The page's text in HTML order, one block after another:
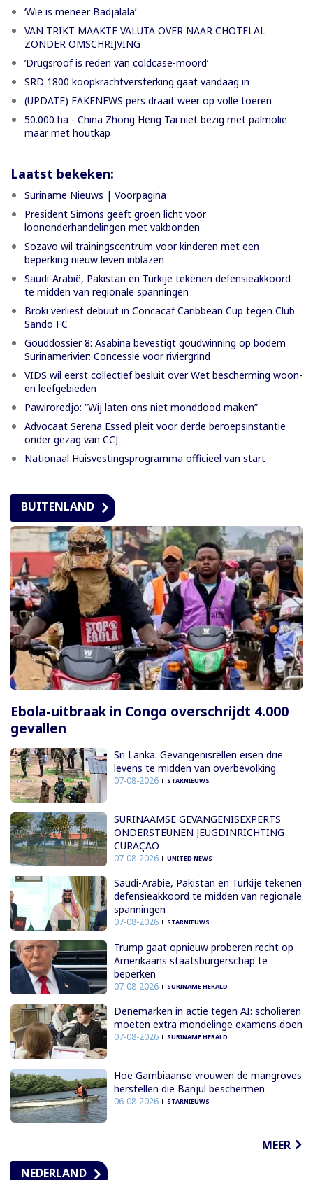
‘Wie is meneer Badjalala’
VAN TRIKT MAAKTE VALUTA OVER NAAR CHOTELAL
ZONDER OMSCHRIJVING
’Drugsroof is reden van coldcase-moord’
SRD 1800 koopkrachtversterking gaat vandaag in
(UPDATE) FAKENEWS pers draait weer op volle toeren
50.000 ha - China Zhong Heng Tai niet bezig met palmolie
maar met houtkap
Laatst bekeken:
Suriname Nieuws | Voorpagina
President Simons geeft groen licht voor
loononderhandelingen met vakbonden
Sozavo wil trainingscentrum voor kinderen met een
beperking nieuw leven inblazen
Saudi-Arabië, Pakistan en Turkije tekenen defensieakkoord
te midden van regionale spanningen
Broki verliest debuut in Concacaf Caribbean Cup tegen Club
Sando FC
Gouddossier 8: Asabina bevestigt goudwinning op bodem
Surinamerivier: Concessie voor riviergrind
VIDS wil eerst collectief besluit over Wet bescherming woon-
en leefgebieden
Pawiroredjo: “Wij laten ons niet monddood maken”
Advocaat Serena Essed pleit voor derde beroepsinstantie
onder gezag van CCJ
Nationaal Huisvestingsprogramma officieel van start
BUITENLAND
Ebola-uitbraak in Congo overschrijdt 4.000
gevallen
Sri Lanka: Gevangenisrellen eisen drie
levens te midden van overbevolking
07-08-2026 STARNIEUWS
SURINAAMSE GEVANGENISEXPERTS
ONDERSTEUNEN JEUGDINRICHTING
CURAÇAO
07-08-2026 UNITED NEWS
Saudi-Arabië, Pakistan en Turkije tekenen
defensieakkoord te midden van regionale
spanningen
07-08-2026 STARNIEUWS
Trump gaat opnieuw proberen recht op
Amerikaans staatsburgerschap te
beperken
07-08-2026 SURINAME HERALD
Denemarken in actie tegen AI: scholieren
moeten extra mondelinge examens doen
07-08-2026 SURINAME HERALD
Hoe Gambiaanse vrouwen de mangroves
herstellen die Banjul beschermen
06-08-2026 STARNIEUWS
MEER
NEDERLAND